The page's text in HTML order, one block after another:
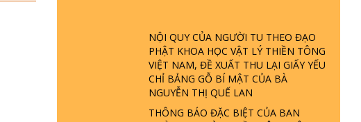
NỘI QUY CỦA NGƯỜI TU THEO ĐẠO
PHẬT KHOA HỌC VẬT LÝ THIỀN TÔNG
VIỆT NAM, ĐỀ XUẤT THU LẠI GIẤY YẾU
CHỈ BẢNG GỖ BÍ MẬT CỦA BÀ
NGUYỄN THỊ QUẾ LAN
THÔNG BÁO ĐẶC BIỆT CỦA BAN
ĐÂU? ĐỊA NGỤC Ở ĐÂU? ĐỨC CHÚA
TRỜI LÀ AI? QUỶ SA TĂNG? | TTTD
GIẢI ĐÁP THIỀN TÔNG ĐẶC BIỆT P22 -
TẠI SAO TRÁI ĐẤT NHIỀU THIÊN TAI - LŨ
LỤT - HỎA HOẠN | TTTD